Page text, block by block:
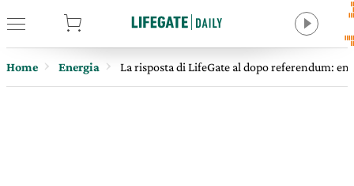
Home Energia La risposta di LifeGate al dopo referendum: